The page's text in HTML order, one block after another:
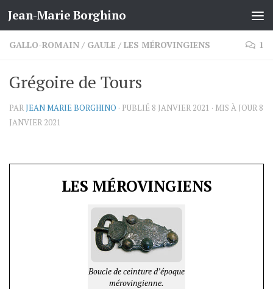
Skip to content
Jean-Marie Borghino
GALLO-ROMAIN / GAULE / LES MÉROVINGIENS 1
Grégoire de Tours
PARJEAN MARIE BORGHINO · PUBLIÉ 8 JANVIER 2021 · MIS À JOUR 8
JANVIER 2021
LES MÉROVINGIENS
Boucle de ceinture d’époque
mérovingienne.